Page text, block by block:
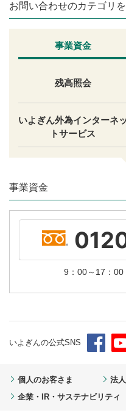
お問い合わせのカテゴリ
事業資金
残高照会
いよぎん外為インターネッ
トサービス
事業資金
9：00～17：00
いよぎんの公式SNS
個人のお客さま
法
企業・IR・サステナビリティ